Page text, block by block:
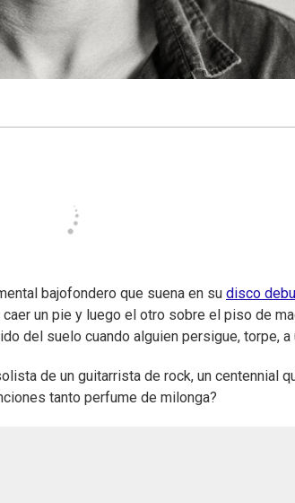
bajofondero que suena en su disco
un pie y luego el otro sobre el piso de
del suelo cuando alguien persigue, torpe, a
de un guitarrista de rock, un centennial
tanto perfume de milonga?